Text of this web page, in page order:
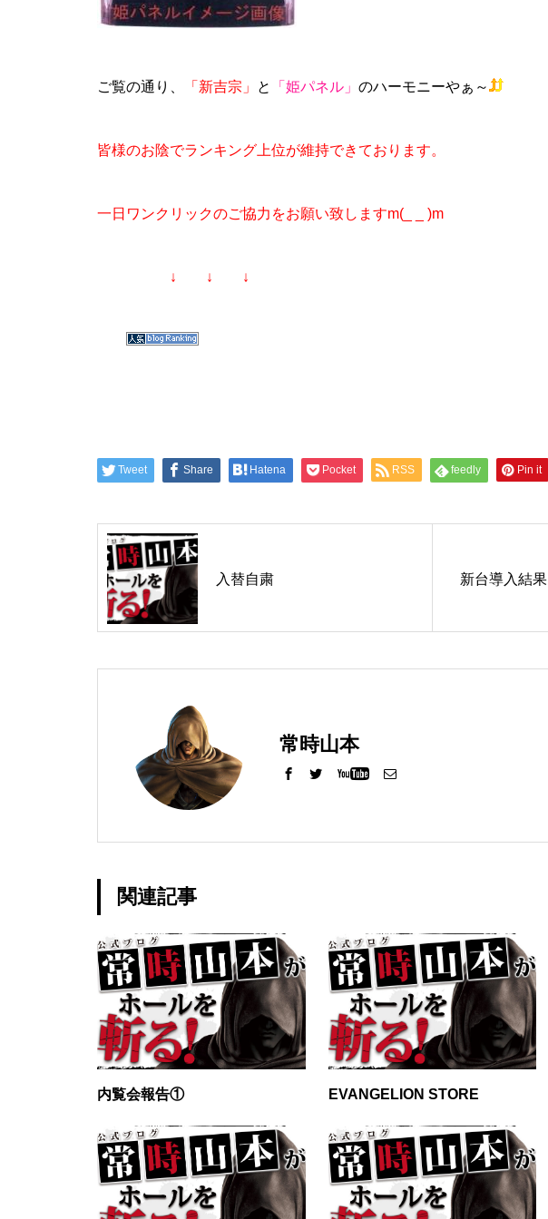
工事中
工事中
グランドクローズ
グランドクローズ
グランドオープン
ご覧の通り、 「新吉宗」 と 「姫パネル」 のハーモニーやぁ～
皆様のお陰でランキング上位が維持できております。
一日ワンクリックのご協力をお願い致しますm(_ _ )m
↓ ↓ ↓
Tweet Share Hatena Pocket RSS feedly Pin it
入替自粛 新台導入結果
常時山本
関連記事
内覧会報告① EVANGELION STORE